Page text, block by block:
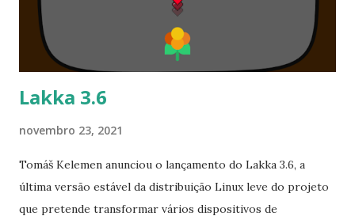
segurança, é importante ser capaz de validar se o shim de
inicialização segura é exatamente o que você espera e se
está devidamente ativado. " Para ler a nota de lançamento
clique ...
Lakka 3.6
novembro 23, 2021
Tomáš Kelemen anunciou o lançamento do Lakka 3.6, a
última versão estável da distribuição Linux leve do projeto
que pretende transformar vários dispositivos de